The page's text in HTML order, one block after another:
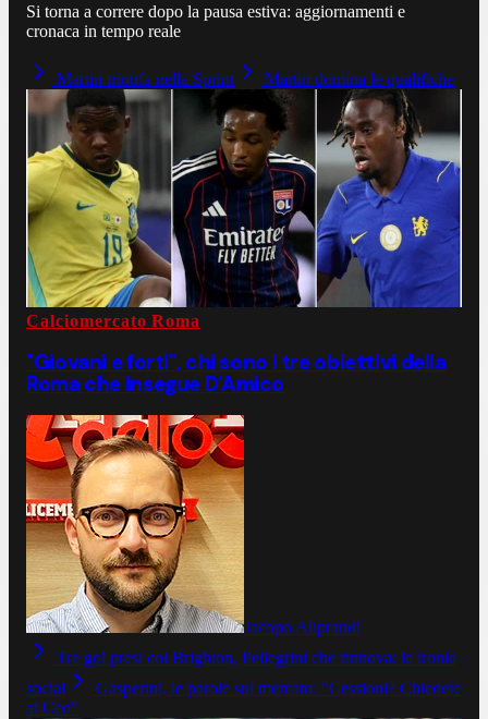
Si torna a correre dopo la pausa estiva: aggiornamenti e
cronaca in tempo reale
Martin trionfa nella Sprint Martin domina le qualifiche
Calciomercato Roma
"Giovani e forti", chi sono i tre obiettivi della
Roma che insegue D'Amico
Jacopo Aliprandi
Tre gol presi col Brighton, Pellegrini che rinnova: le ironie
social
Gasperini, le parole sul mercato: "Cessioni? Chiedete
al Ceo"